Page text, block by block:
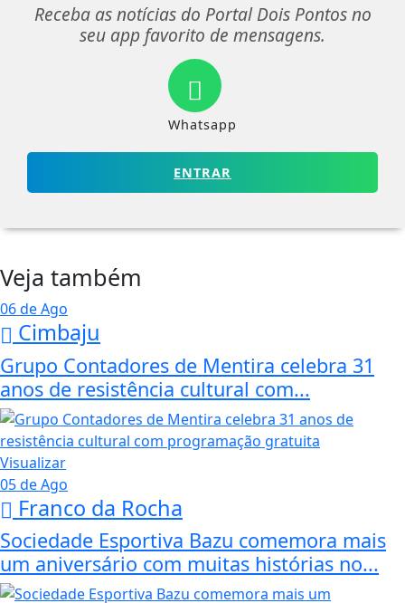
Receba as notícias do Portal Dois Pontos no
seu app favorito de mensagens.
Whatsapp
ENTRAR
Veja também
06 de Ago
Cimbaju
Grupo Contadores de Mentira celebra 31
anos de resistência cultural com...
Visualizar
05 de Ago
Franco da Rocha
Sociedade Esportiva Bazu comemora mais
um aniversário com muitas histórias no...